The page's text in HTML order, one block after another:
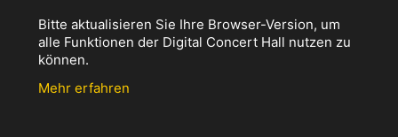
Bitte aktualisieren Sie Ihre Browser-Version, um
alle Funktionen der Digital Concert Hall nutzen zu
können.
Mehr erfahren